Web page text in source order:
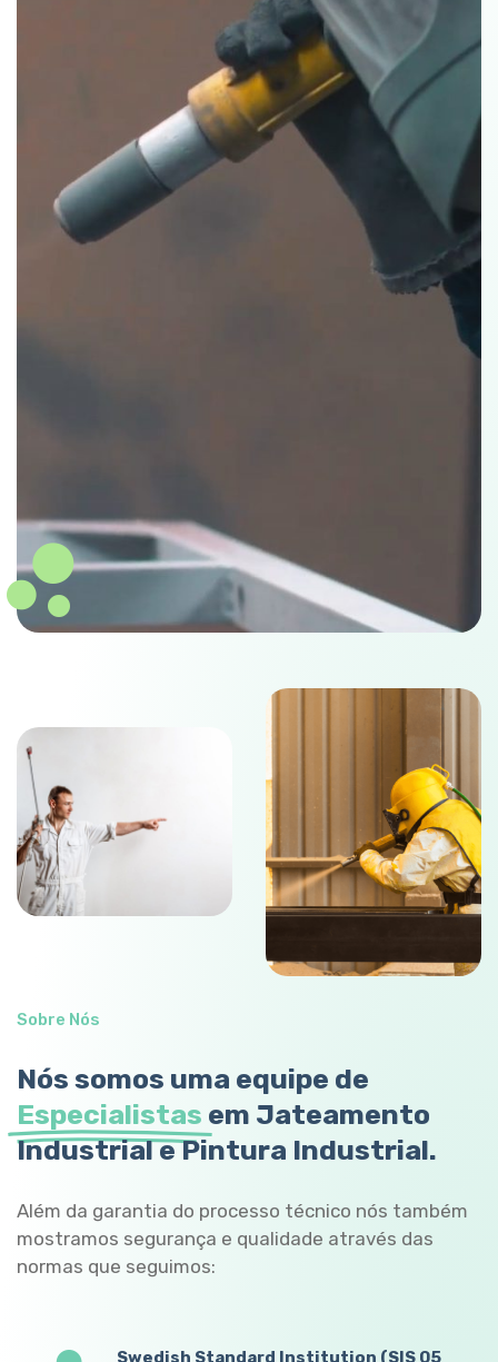
Sobre Nós
Nós somos uma equipe de
Especialistas em Jateamento
Industrial e Pintura Industrial.
Além da garantia do processo técnico nós também
mostramos segurança e qualidade através das
normas que seguimos:
Swedish Standard Institution (SIS 05